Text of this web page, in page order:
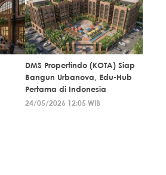
DMS Propertindo (KOTA) Siap
Bangun Urbanova, Edu-Hub
Pertama di Indonesia
24/05/2026 12:05 WIB